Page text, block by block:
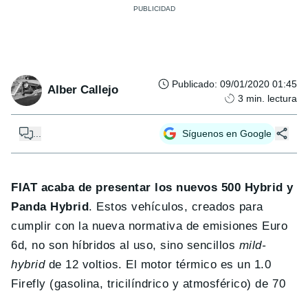
Alber Callejo Publicado: 09/01/2020 01:45
3 min. lectura
Síguenos en Google
FIAT acaba de presentar los nuevos 500 Hybrid y
Panda Hybrid. Estos vehículos, creados para
cumplir con la nueva normativa de emisiones Euro
6d, no son híbridos al uso, sino sencillos mild-
hybridde 12 voltios. El motor térmico es un 1.0
Firefly (gasolina, tricilíndrico y atmosférico) de 70